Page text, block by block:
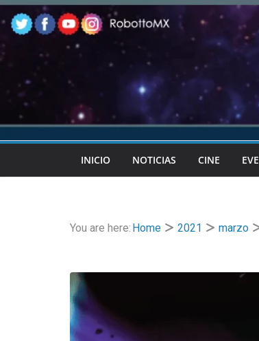
Skip
to
content
INICIO NOTICIAS CINE
You are here: Home 2021 marzo